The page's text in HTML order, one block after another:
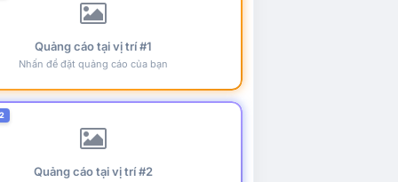
Quảng cáo tại vị trí #1
Nhấn để đặt quảng cáo của bạn
Quảng cáo tại vị trí #2